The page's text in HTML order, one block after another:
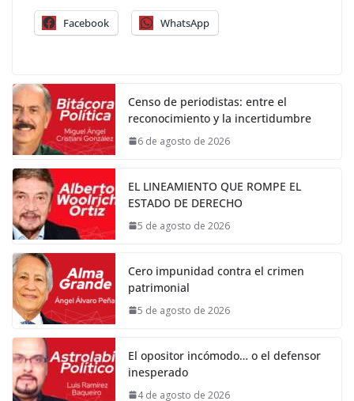
Facebook WhatsApp
Censo de periodistas: entre el
reconocimiento y la incertidumbre
6 de agosto de 2026
EL LINEAMIENTO QUE ROMPE EL
ESTADO DE DERECHO
5 de agosto de 2026
Cero impunidad contra el crimen
patrimonial
5 de agosto de 2026
El opositor incómodo… o el defensor
inesperado
4 de agosto de 2026